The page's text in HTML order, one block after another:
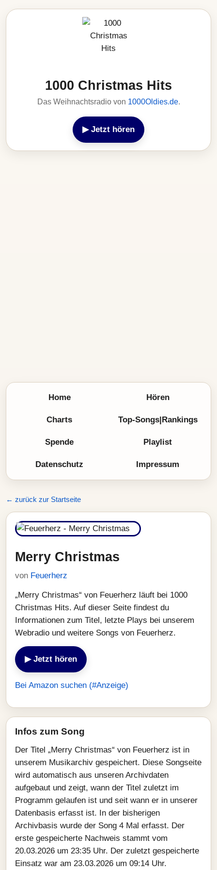
1000 Christmas Hits
Das Weihnachtsradio von 1000Oldies.de.
▶ Jetzt hören
Home Hören
Charts Top-Songs|Rankings
Spende Playlist
Datenschutz Impressum
← zurück zur Startseite
Merry Christmas
von Feuerherz
„Merry Christmas“ von Feuerherz läuft bei 1000
Christmas Hits. Auf dieser Seite findest du
Informationen zum Titel, letzte Plays bei unserem
Webradio und weitere Songs von Feuerherz.
▶ Jetzt hören
Bei Amazon suchen (#Anzeige)
Infos zum Song
Der Titel „Merry Christmas“ von Feuerherz ist in
unserem Musikarchiv gespeichert. Diese Songseite
wird automatisch aus unseren Archivdaten
aufgebaut und zeigt, wann der Titel zuletzt im
Programm gelaufen ist und seit wann er in unserer
Datenbasis erfasst ist. In der bisherigen
Archivbasis wurde der Song 4 Mal erfasst. Der
erste gespeicherte Nachweis stammt vom
20.03.2026 um 23:35 Uhr. Der zuletzt gespeicherte
Einsatz war am 23.03.2026 um 09:14 Uhr.